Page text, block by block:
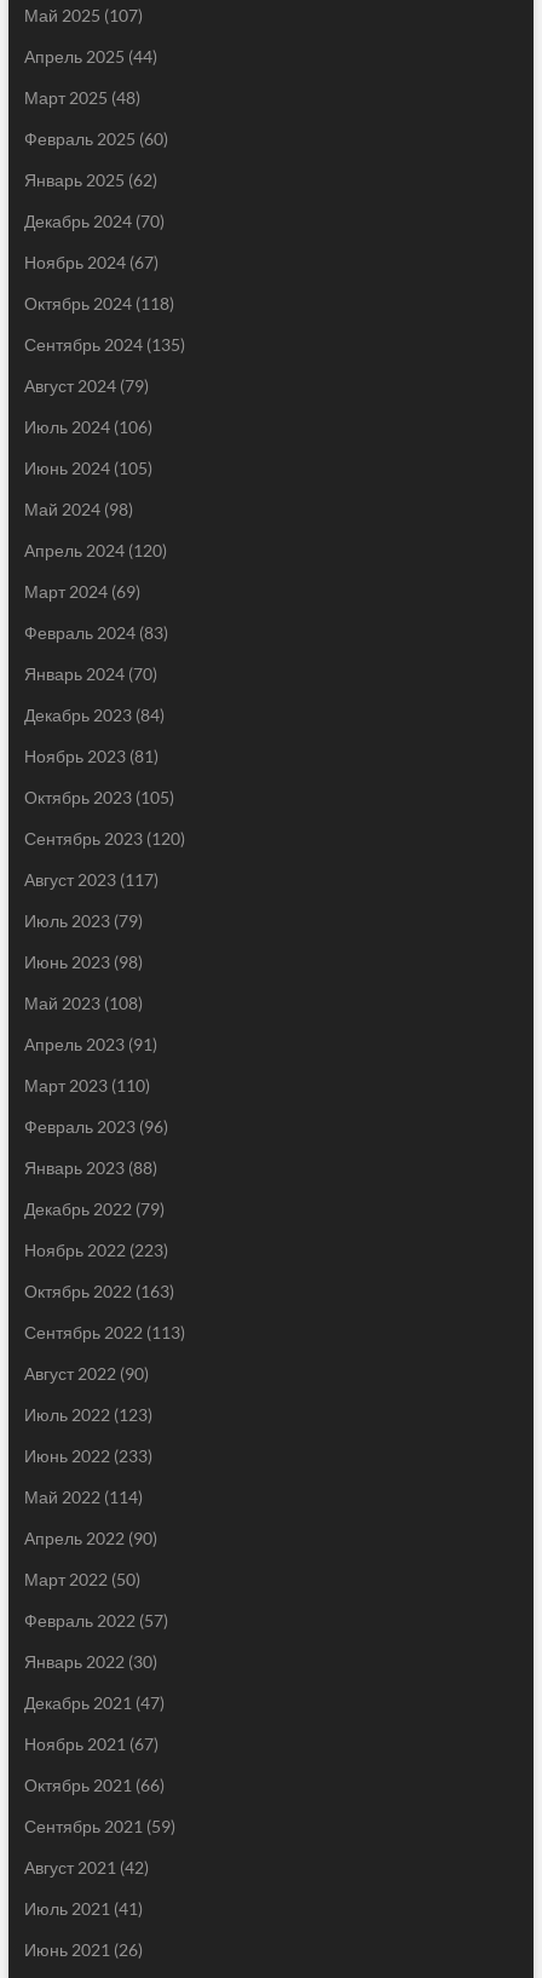
Май 2025 (107)
Апрель 2025 (44)
Март 2025 (48)
Февраль 2025 (60)
Январь 2025 (62)
Декабрь 2024(70)
Ноябрь 2024(67)
Октябрь 2024(118)
Сентябрь 2024(135)
Август 2024(79)
Июль 2024(106)
Июнь 2024(105)
Май 2024(98)
Апрель 2024(120)
Март 2024(69)
Февраль 2024(83)
Январь 2024(70)
Декабрь 2023(84)
Ноябрь 2023(81)
Октябрь 2023(105)
Сентябрь 2023(120)
Август 2023(117)
Июль 2023(79)
Июнь 2023(98)
Май 2023(108)
Апрель 2023(91)
Март 2023(110)
Февраль 2023(96)
Январь 2023(88)
Декабрь 2022 (79)
Ноябрь 2022 (223)
Октябрь 2022 (163)
Сентябрь 2022 (113)
Август 2022 (90)
Июль 2022 (123)
Июнь 2022 (233)
Май 2022 (114)
Апрель 2022 (90)
Март 2022 (50)
Февраль 2022 (57)
Январь 2022 (30)
Декабрь 2021 (47)
Ноябрь 2021 (67)
Октябрь 2021 (66)
Сентябрь 2021 (59)
Август 2021 (42)
Июль 2021 (41)
Июнь 2021 (26)